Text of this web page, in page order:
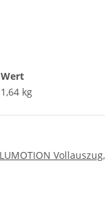
Wert
1,64 kg